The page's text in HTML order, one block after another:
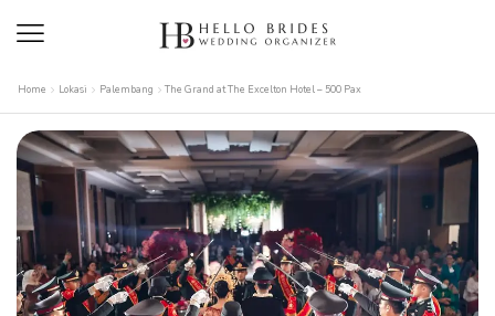
Home Lokasi Palembang The Grand at The Excelton Hotel – 500 Pax